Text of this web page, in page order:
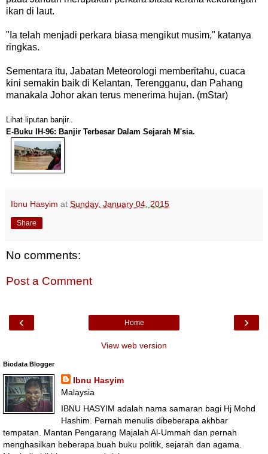
ikan di laut.
"Ia telah menjadi perkara biasa mengikut musim," katanya
ringkas.
Sementara itu, Jabatan Meteorologi memberitahu, cuaca
kini semakin baik di Kelantan, Terengganu, dan Pahang
manakala Johor akan terus menerima hujan. (mStar)
Lihat liputan banjir..
E-Buku IH-96: Banjir Terbesar Dalam Sejarah M'sia.
Ibnu Hasyim at Sunday, January 04, 2015
Share
No comments:
Post a Comment
‹ ›
Home
View web version
Biodata Blogger
Ibnu Hasyim
Malaysia
IBNU HASYIM adalah nama samaran bagi Hj Mohd
Hashim. Pernah menulis dibeberapa akhbar
tempatan. Mantan Pengarang Majalah Al-Ummah dan pernah
menghasilkan beberapa buah buku politik, sejarah dan agama.